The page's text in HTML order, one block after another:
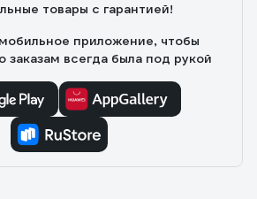
товары с гарантией!
приложение, чтобы
заказам всегда была под рукой